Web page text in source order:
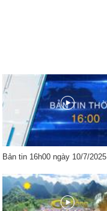
Bản tin 16h00 ngày 10/7/2025